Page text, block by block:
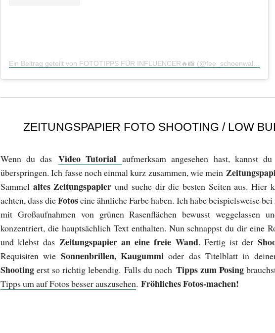
ZEITUNGSPAPIER FOTO SHOOTING / LOW
Wenn du das Video Tutorial aufmerksam angesehen hast, kannst
überspringen. Ich fasse noch einmal kurz zusammen, wie mein
Sammel altes Zeitungspapier und suche dir die besten Seiten aus. Hier
achten, dass dieFotoseine ähnliche Farbe haben. Ich habe beispielsweise
mit Großaufnahmen von grünen Rasenflächen bewusst weggelassen
konzentriert, die hauptsächlich Text enthalten. Nun schnappst du dir eine
und klebst das Zeitungspapier an eine freie Wand. Fertig ist der
Requisiten wie Sonnenbrillen, Kaugummi oder das Titelblatt in
Shooting erst so richtig lebendig. Falls du noch Tipps zum Posing
Tipps um auf Fotos besser auszusehen. Fröhliches Fotos-machen!